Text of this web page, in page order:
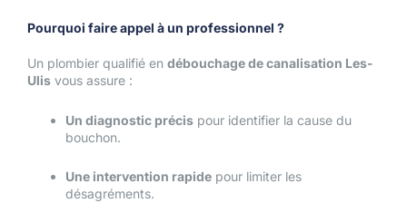
Pourquoi faire appel à un professionnel ?
Un plombier qualifié en débouchage de canalisation Les-
Ulis vous assure :
Un diagnostic précis pour identifier la cause du
bouchon.
Une intervention rapide pour limiter les
désagréments.